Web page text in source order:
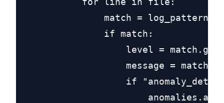
match =
                if match:
level =
message =
if